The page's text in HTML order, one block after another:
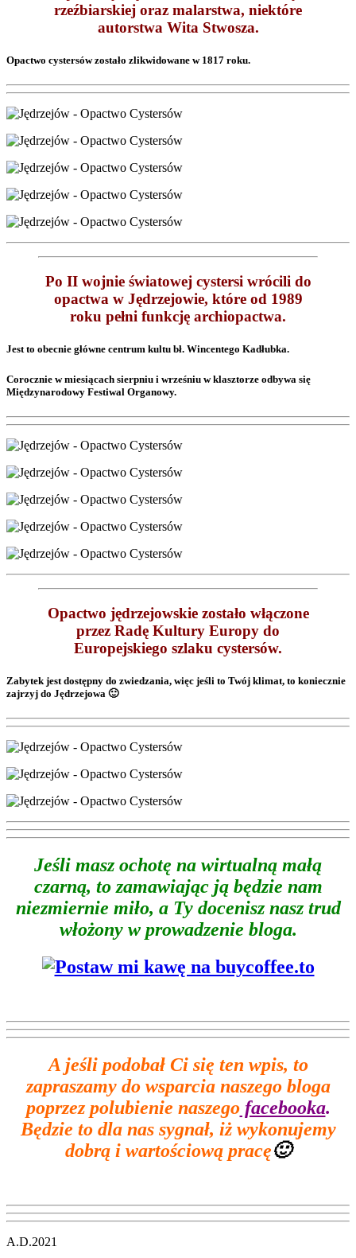
rzeźbiarskiej oraz malarstwa, niektóre
autor­stwa Wita Stwosza.
Opactwo cystersów zostało zlikwidowane w 1817 roku.
Po II wojnie światowej cystersi wrócili do
opactwa w Jędrzejowie, które od 1989
roku pełni funkcję archiopactwa.
Jest to obecnie główne centrum kultu bł. Wincentego Kadłubka.
Corocznie w miesiącach sierpniu i wrześniu w klasztorze odbywa się
Międzynarodowy Festiwal Organowy.
Opactwo jędrzejowskie zostało włączone
przez Radę Kultury Europy do
Europejskiego szlaku cystersów.
Zabytek jest dostępny do zwiedzania, więc jeśli to Twój klimat, to koniecznie
zajrzyj do Jędrzejowa 🙂
Jeśli masz ochotę na wirtualną małą
czarną, to zamawiając ją będzie nam
niezmiernie miło, a Ty docenisz nasz trud
włożony w prowadzenie bloga.
A jeśli podobał Ci się ten wpis, to
zapraszamy do wsparcia naszego bloga
poprzez polubienie naszegofacebooka.
Będzie to dla nas sygnał, iż wykonujemy
dobrą i wartościową pracę🙂
A.D.2021